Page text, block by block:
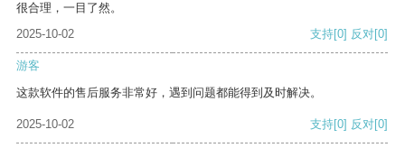
很合理，一目了然。
2025-10-02
支持[0] 反对[0]
游客
这款软件的售后服务非常好，遇到问题都能得到及时解决。
2025-10-02 支持[0] 反对[0]